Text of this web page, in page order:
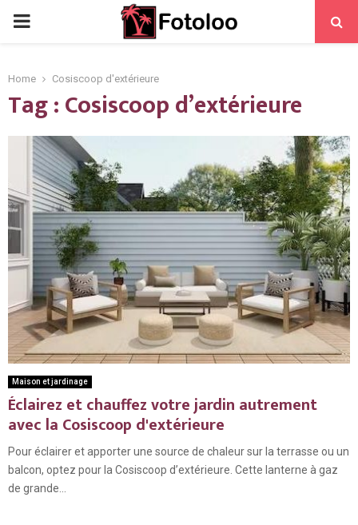
PRIMARY
Home Cosiscoop d'extérieure
Tag : Cosiscoop d’extérieure
Maison et jardinage
Éclairez et chauffez votre jardin autrement
avec la Cosiscoop d'extérieure
Pour éclairer et apporter une source de chaleur sur la terrasse ou un
balcon, optez pour la Cosiscoop d’extérieure. Cette lanterne à gaz
de grande...